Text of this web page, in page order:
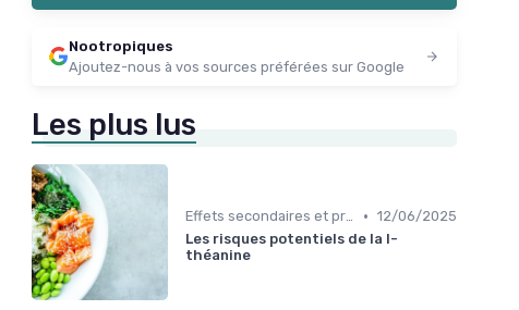
Nootropiques
Ajoutez-nous à vos sources préférées sur Google
Les plus lus
Effets secondaires et précautions • 12/06/2025
Les risques potentiels de la l-
théanine